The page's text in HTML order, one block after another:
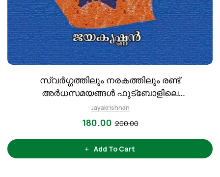
സ്വർഗ്ഗത്തിലും നരകത്തിലും രണ്ട്
അർധസമയങ്ങൾ ഫുട്‍ബോളിലെ
ലോകസാഹിത്യം
Jayakrishnan
200.00
180.00
Add To Cart